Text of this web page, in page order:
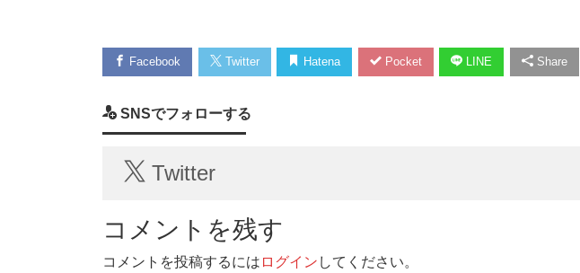
Facebook Twitter Hatena Pocket LINE Share
SNSでフォローする
Twitter
コメントを残す
コメントを投稿するには ログイン してください。